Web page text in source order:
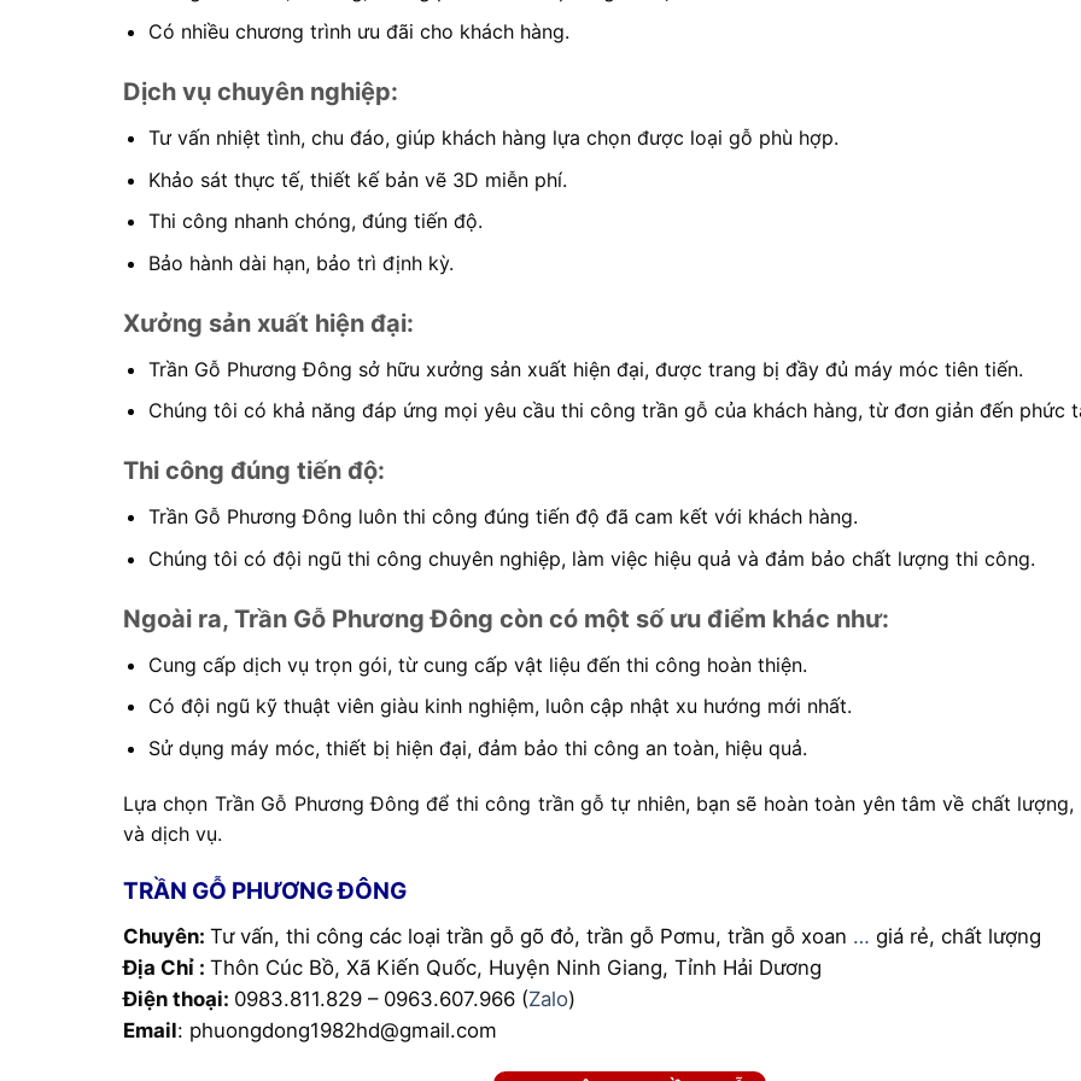
Có nhiều chương trình ưu đãi cho khách hàng.
Dịch vụ chuyên nghiệp:
Tư vấn nhiệt tình, chu đáo, giúp khách hàng lựa chọn được loại gỗ phù hợp.
Khảo sát thực tế, thiết kế bản vẽ 3D miễn phí.
Thi công nhanh chóng, đúng tiến độ.
Bảo hành dài hạn, bảo trì định kỳ.
Xưởng sản xuất hiện đại:
Trần Gỗ Phương Đông sở hữu xưởng sản xuất hiện đại, được trang bị đầy đủ máy móc tiên tiến.
Chúng tôi có khả năng đáp ứng mọi yêu cầu thi công trần gỗ của khách hàng, từ đơn giản đến phức
Thi công đúng tiến độ:
Trần Gỗ Phương Đông luôn thi công đúng tiến độ đã cam kết với khách hàng.
Chúng tôi có đội ngũ thi công chuyên nghiệp, làm việc hiệu quả và đảm bảo chất lượng thi công.
Ngoài ra, Trần Gỗ Phương Đông còn có một số ưu điểm khác như:
Cung cấp dịch vụ trọn gói, từ cung cấp vật liệu đến thi công hoàn thiện.
Có đội ngũ kỹ thuật viên giàu kinh nghiệm, luôn cập nhật xu hướng mới nhất.
Sử dụng máy móc, thiết bị hiện đại, đảm bảo thi công an toàn, hiệu quả.
Lựa chọn Trần Gỗ Phương Đông để thi công trần gỗ tự nhiên, bạn sẽ hoàn toàn yên tâm về chất lượng,
và dịch vụ.
TRẦN GỖ PHƯƠNG ĐÔNG
Chuyên: Tư vấn, thi công các loại trần gỗ gõ đỏ, trần gỗ Pơmu, trần gỗ xoan … giá rẻ, chất lượng
Địa Chỉ : Thôn Cúc Bồ, Xã Kiến Quốc, Huyện Ninh Giang, Tỉnh Hải Dương
Điện thoại: 0983.811.829 – 0963.607.966 (Zalo)
Email: phuongdong1982hd@gmail.com